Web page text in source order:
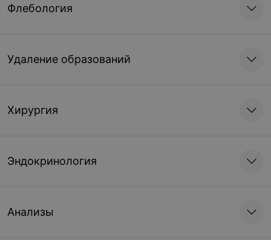
Флебология
Удаление образований
Хирургия
Эндокринология
Анализы